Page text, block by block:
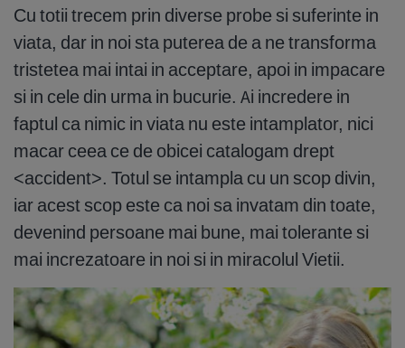
Cu totii trecem prin diverse probe si suferinte in
viata, dar in noi sta puterea de a ne transforma
tristetea mai intai in acceptare, apoi in impacare
si in cele din urma in bucurie. Ai incredere in
faptul ca nimic in viata nu este intamplator, nici
macar ceea ce de obicei catalogam drept
<accident>. Totul se intampla cu un scop divin,
iar acest scop este ca noi sa invatam din toate,
devenind persoane mai bune, mai tolerante si
mai increzatoare in noi si in miracolul Vietii.